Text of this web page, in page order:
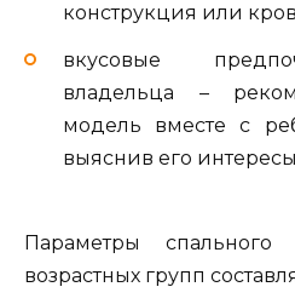
конструкция или
вкусовые
владельца –
модель вместе с
выяснив его
Параметры
возрастных групп